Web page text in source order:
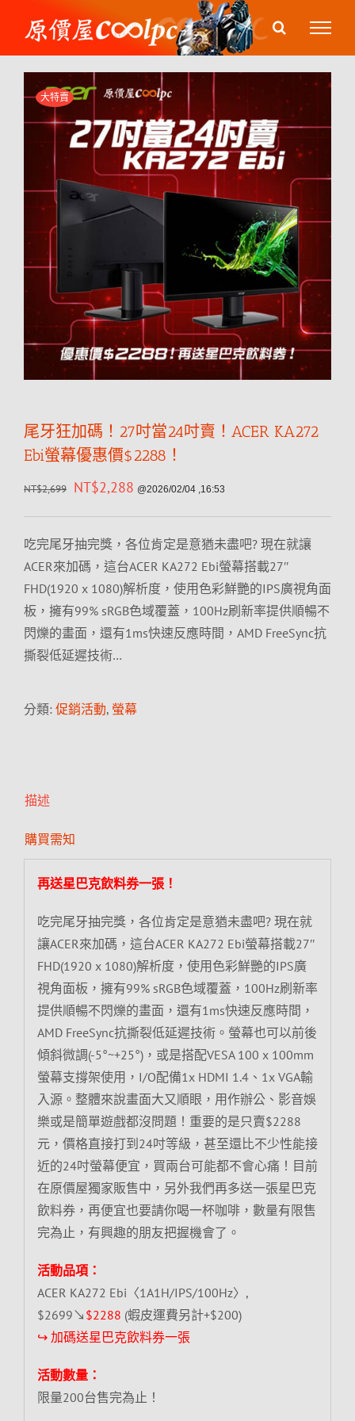
content
大特賣
尾牙狂加碼！27吋當24吋賣！ACER KA272
Ebi螢幕優惠價$2288！
NT$2,699 NT$2,288 @2026/02/04 ,16:53
吃完尾牙抽完獎，各位肯定是意猶未盡吧? 現在就讓
ACER來加碼，這台ACER KA272 Ebi螢幕搭載27″
FHD(1920 x 1080)解析度，使用色彩鮮艷的IPS廣視角面
板，擁有99% sRGB色域覆蓋，100Hz刷新率提供順暢不
閃爍的畫面，還有1ms快速反應時間，AMD FreeSync抗
撕裂低延遲技術…
分類: 促銷活動, 螢幕
描述
購買需知
再送星巴克飲料券一張！
吃完尾牙抽完獎，各位肯定是意猶未盡吧? 現在就
讓ACER來加碼，這台ACER KA272 Ebi螢幕搭載27″
FHD(1920 x 1080)解析度，使用色彩鮮艷的IPS廣
視角面板，擁有99% sRGB色域覆蓋，100Hz刷新率
提供順暢不閃爍的畫面，還有1ms快速反應時間，
AMD FreeSync抗撕裂低延遲技術。螢幕也可以前後
傾斜微調(-5°~+25°)，或是搭配VESA 100 x 100mm
螢幕支撐架使用，I/O配備1x HDMI 1.4、1x VGA輸
入源。整體來說畫面大又順眼，用作辦公、影音娛
樂或是簡單遊戲都沒問題！重要的是只賣$2288
元，價格直接打到24吋等級，甚至還比不少性能接
近的24吋螢幕便宜，買兩台可能都不會心痛！目前
在原價屋獨家販售中，另外我們再多送一張星巴克
飲料券，再便宜也要請你喝一杯咖啡，數量有限售
完為止，有興趣的朋友把握機會了。
活動品項：
ACER KA272 Ebi〈1A1H/IPS/100Hz〉,
$2699↘ $2288 (蝦皮運費另計+$200)
↪ 加碼送星巴克飲料券一張
活動數量：
限量200台售完為止！